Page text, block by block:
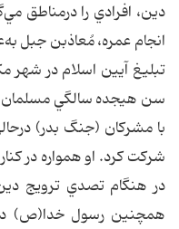
دين‌، افرادي‌ را درمناطق‌
انجام‌ عمره‌، مُعاذبن‌ جبل‌
تبليغ‌ آيين‌ اسلام‌ در
سن‌ هيجده‌ سالگي‌ مسلمان‌
با مشركان‌ (جنگ‌ بدر)
شركت‌ كرد. او همواره‌ در
همچنين‌ رسول‌ خدا(ص)